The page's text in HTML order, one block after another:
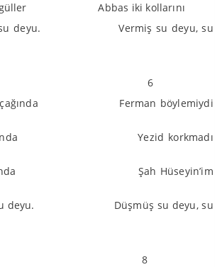
güller Abbas iki kollarını
su deyu. Vermiş su deyu, su
6
çağında Ferman böylemiydi
sıcağında Yezid korkmadı
Şah Hüseyin’im
su deyu. Düşmüş su deyu, su
8